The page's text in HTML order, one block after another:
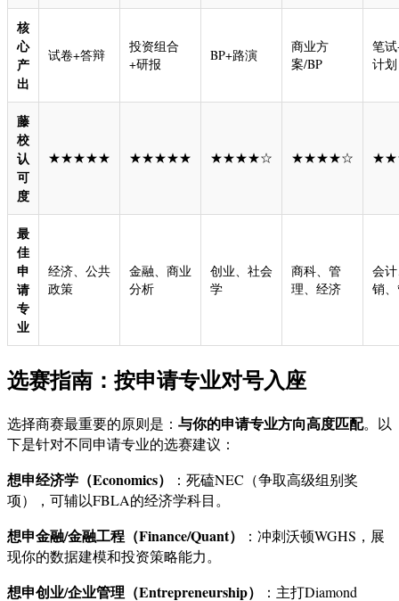
核
心
产
出
试卷+答辩
投资组合
+研报
BP+路演
商业方
案/BP
笔
计划
藤
校
认
可
度
★★★★★ ★★★★★ ★★★★☆ ★★★★☆
最
佳
申
请
专
业
经济、公共
政策
金融、商业
分析
创业、社会
学
商科、管
理、经济
会
销
选赛指南：按申请专业对号入座
选择商赛最重要的原则是： 与你的申请专业方向高度匹配。以
下是针对不同申请专业的选赛建议：
想申经济学（Economics）
：死磕NEC（争取高级组别奖
项），可辅以FBLA的经济学科目。
想申金融/金融工程（Finance/Quant）
：冲刺沃顿WGHS，展
现你的数据建模和投资策略能力。
想申创业/企业管理（Entrepreneurship）
：主打Diamond